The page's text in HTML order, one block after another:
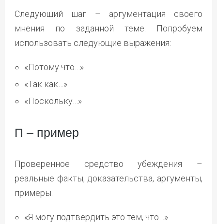
Следующий шаг – аргументация своего
мнения по заданной теме. Попробуем
использовать следующие выражения:
«Потому что…»
«Так как…»
«Поскольку…»
П – пример
Проверенное средство убеждения –
реальные факты, доказательства, аргументы,
примеры.
«Я могу подтвердить это тем, что…»